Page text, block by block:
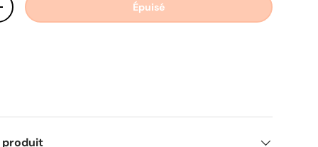
la quantité Épuisé
produit